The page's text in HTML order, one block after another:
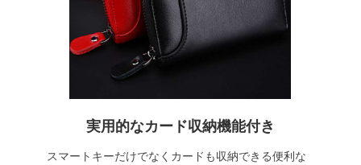
実用的なカード収納機能付き
スマートキーだけでなくカードも収納できる便利な